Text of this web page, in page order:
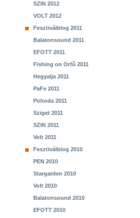
SZIN 2012
VOLT 2012
Fesztiválblog 2011
Balatonsound 2011
EFOTT 2011
Fishing on Orfű 2011
Hegyalja 2011
PaFe 2011
Pohoda 2011
Sziget 2011
SZIN 2011
Volt 2011
Fesztiválblog 2010
PEN 2010
Stargarden 2010
Volt 2010
Balatonsound 2010
EFOTT 2010